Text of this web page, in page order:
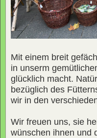
Mit einem breit
in unserm
glücklich macht.
bezüglich des
wir in den
Wir freuen uns, sie
wünschen ihnen und